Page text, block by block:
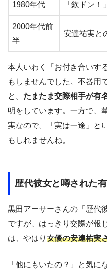
1980年代 「欽ドン
2000年代前
半
安達祐実と
本人いわく「お付き合いす
もしませんでした。不器用
と。 たまたま交際相手が有
明をしています。一方で、
実なので、「実は一途」と
もしれませんね。
歴代彼女と噂された
黒田アーサーさんの「歴代
ですが、はっきり交際が報
は、やはり 女優の安達祐実
「他にもいたの？」と気に